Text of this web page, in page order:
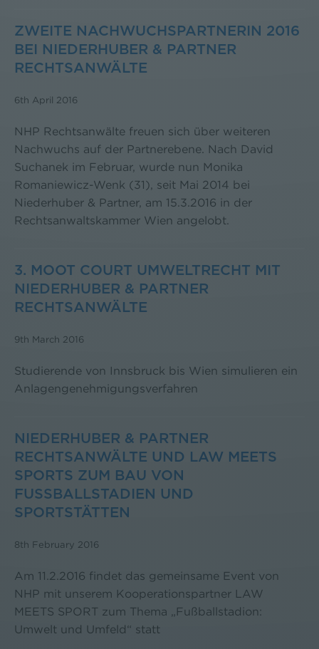
ZWEITE NACHWUCHSPARTNERIN 2016
BEI NIEDERHUBER & PARTNER
RECHTSANWÄLTE
6th April 2016
NHP Rechtsanwälte freuen sich über weiteren
Nachwuchs auf der Partnerebene. Nach David
Suchanek im Februar, wurde nun Monika
Romaniewicz-Wenk (31), seit Mai 2014 bei
Niederhuber & Partner, am 15.3.2016 in der
Rechtsanwaltskammer Wien angelobt.
3. MOOT COURT UMWELTRECHT MIT
NIEDERHUBER & PARTNER
RECHTSANWÄLTE
9th March 2016
Studierende von Innsbruck bis Wien simulieren ein
Anlagengenehmigungsverfahren
NIEDERHUBER & PARTNER
RECHTSANWÄLTE UND LAW MEETS
SPORTS ZUM BAU VON
FUSSBALLSTADIEN UND S
PORTSTÄTTEN
8th February 2016
Am 11.2.2016 findet das gemeinsame Event von
NHP mit unserem Kooperationspartner LAW
MEETS SPORT zum Thema „Fußballstadion:
Umwelt und Umfeld“ statt